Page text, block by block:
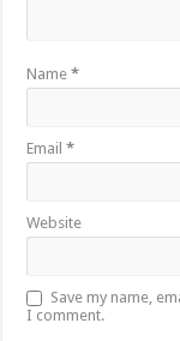
Name*
Email*
Website
Save my name,
I comment.